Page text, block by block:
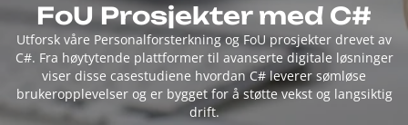
FoU Prosjekter med C#
Utforsk våre Personalforsterkning og FoU prosjekter drevet av
C#. Fra høytytende plattformer til avanserte digitale løsninger
viser disse casestudiene hvordan C# leverer sømløse
brukeropplevelser og er bygget for å støtte vekst og langsiktig
drift.